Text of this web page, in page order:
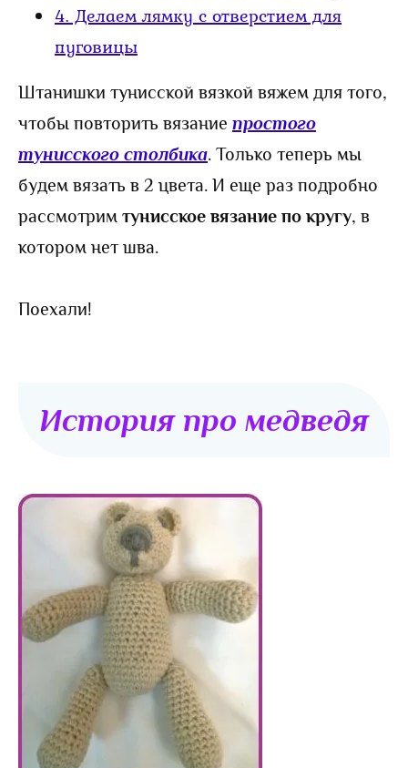
4. Делаем лямку с отверстием для
пуговицы
Штанишки тунисской вязкой вяжем для того,
чтобы повторить вязание простого
тунисского столбика. Только теперь мы
будем вязать в 2 цвета. И еще раз подробно
рассмотрим тунисское вязание по кругу, в
котором нет шва.
Поехали!
История про медведя